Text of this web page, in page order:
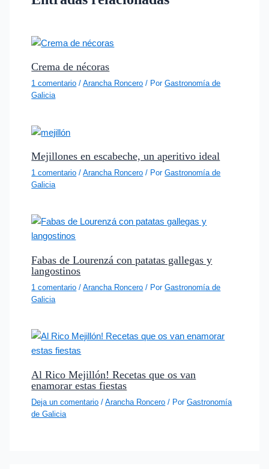
Crema de nécoras
1 comentario /Arancha Roncero / PorGastronomía de
Galicia
Mejillones en escabeche, un aperitivo ideal
1 comentario /Arancha Roncero / PorGastronomía de
Galicia
Fabas de Lourenzá con patatas gallegas y
langostinos
1 comentario /Arancha Roncero / PorGastronomía de
Galicia
Al Rico Mejillón! Recetas que os van
enamorar estas fiestas
Deja un comentario /Arancha Roncero / PorGastronomía
de Galicia